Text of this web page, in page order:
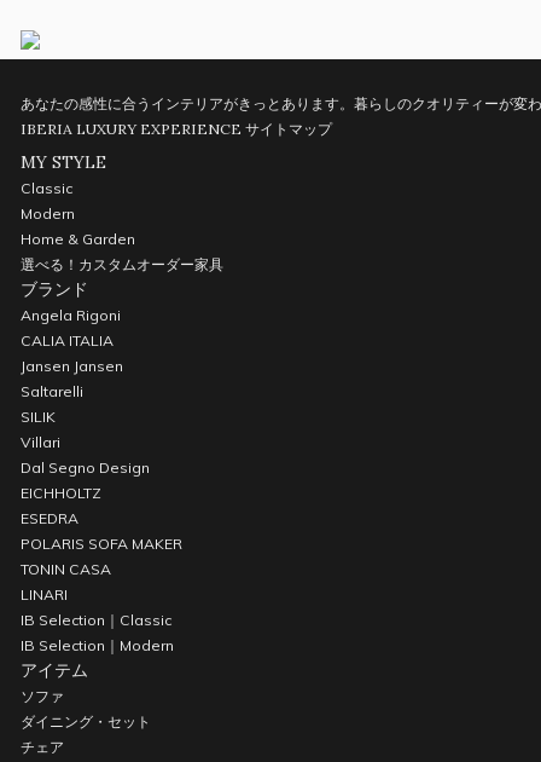
あなたの感性に合うインテリアがきっとあります。暮らしのクオリティーが変
IBERIA LUXURY EXPERIENCE サイトマップ
MY STYLE
Classic
Modern
Home & Garden
選べる！カスタムオーダー家具
ブランド
Angela Rigoni
CALIA ITALIA
Jansen Jansen
Saltarelli
SILIK
Villari
Dal Segno Design
EICHHOLTZ
ESEDRA
POLARIS SOFA MAKER
TONIN CASA
LINARI
IB Selection｜Classic
IB Selection｜Modern
アイテム
ソファ
ダイニング・セット
チェア